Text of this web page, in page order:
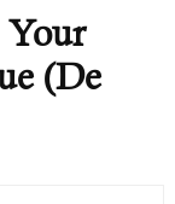
Your
(De